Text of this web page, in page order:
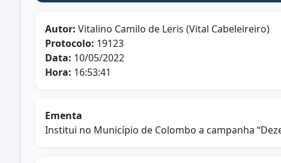
Autor: Vitalino Camilo de Leris (Vital Cabeleireiro)
Protocolo: 19123
Data: 10/05/2022
Hora: 16:53:41
Ementa
Institui no Município de Colombo a campanha